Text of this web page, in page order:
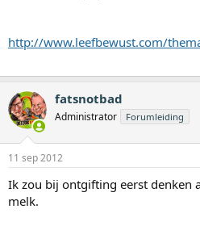
http://www.leefbewust.com/
fatsnotbad
Administrator Forumleiding
11 sep 2012
Ik zou bij ontgifting eerst denken
melk.